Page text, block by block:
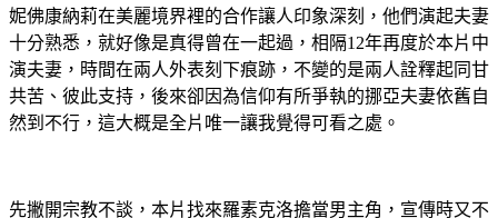
妮佛康納莉在美麗境界裡的合作讓人印象深刻，他們演起夫妻
十分熟悉，就好像是真得曾在一起過，相隔12年再度於本片中
演夫妻，時間在兩人外表刻下痕跡，不變的是兩人詮釋起同甘
共苦、彼此支持，後來卻因為信仰有所爭執的挪亞夫妻依舊自
然到不行，這大概是全片唯一讓我覺得可看之處。
先撇開宗教不談，本片找來羅素克洛擔當男主角，宣傳時又不